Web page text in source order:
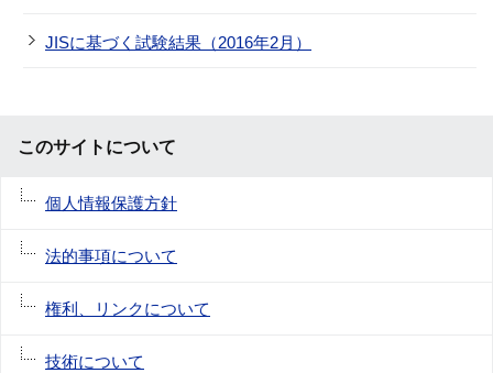
JISに基づく試験結果（2016年2月）
このサイトについて
個人情報保護方針
法的事項について
権利、リンクについて
技術について